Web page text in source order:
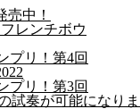
売中！
レンチボウ
プリ！第4回
プリ！第3回
試奏が可能になりま